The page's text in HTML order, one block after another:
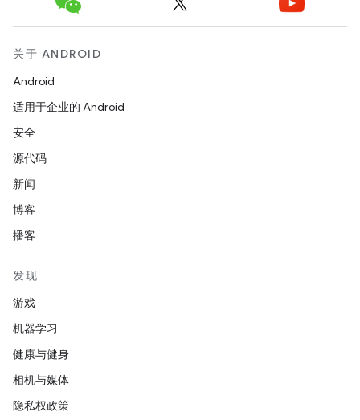
关于 ANDROID
Android
适用于企业的 Android
安全
源代码
新闻
博客
播客
发现
游戏
机器学习
健康与健身
相机与媒体
隐私权政策